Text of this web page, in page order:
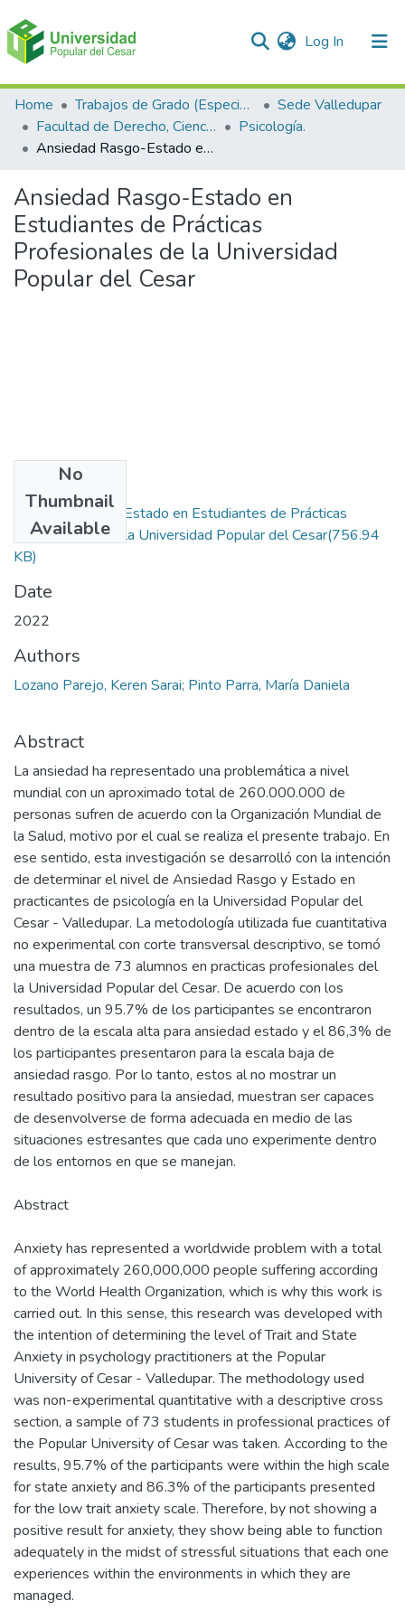
Log In (current)
Communities & Collections
All of DSpace
Home Trabajos de Grado (Especializaciones y Pregrados)
Sede Valledupar
Facultad de Derecho, Ciencias Políticas y Sociales.
Psicología.
Ansiedad Rasgo-Estado en Estudiantes de Prácticas Profesionales de la Universidad Popular del Cesar
Ansiedad Rasgo-Estado en
Estudiantes de Prácticas
Profesionales de la Universidad
Popular del Cesar
No
Thumbnail
Available
Ansiedad Rasgo-Estado en Estudiantes de Prácticas
Profesionales de la Universidad Popular del Cesar(756.94
KB)
Date
2022
Authors
Lozano Parejo, Keren Sarai; Pinto Parra, María Daniela
Abstract
La ansiedad ha representado una problemática a nivel
mundial con un aproximado total de 260.000.000 de
personas sufren de acuerdo con la Organización Mundial de
la Salud, motivo por el cual se realiza el presente trabajo. En
ese sentido, esta investigación se desarrolló con la intención
de determinar el nivel de Ansiedad Rasgo y Estado en
practicantes de psicología en la Universidad Popular del
Cesar - Valledupar. La metodología utilizada fue cuantitativa
no experimental con corte transversal descriptivo, se tomó
una muestra de 73 alumnos en practicas profesionales del
la Universidad Popular del Cesar. De acuerdo con los
resultados, un 95.7% de los participantes se encontraron
dentro de la escala alta para ansiedad estado y el 86,3% de
los participantes presentaron para la escala baja de
ansiedad rasgo. Por lo tanto, estos al no mostrar un
resultado positivo para la ansiedad, muestran ser capaces
de desenvolverse de forma adecuada en medio de las
situaciones estresantes que cada uno experimente dentro
de los entornos en que se manejan.
Abstract
Anxiety has represented a worldwide problem with a total
of approximately 260,000,000 people suffering according
to the World Health Organization, which is why this work is
carried out. In this sense, this research was developed with
the intention of determining the level of Trait and State
Anxiety in psychology practitioners at the Popular
University of Cesar - Valledupar. The methodology used
was non-experimental quantitative with a descriptive cross
section, a sample of 73 students in professional practices of
the Popular University of Cesar was taken. According to the
results, 95.7% of the participants were within the high scale
for state anxiety and 86.3% of the participants presented
for the low trait anxiety scale. Therefore, by not showing a
positive result for anxiety, they show being able to function
adequately in the midst of stressful situations that each one
experiences within the environments in which they are
managed.